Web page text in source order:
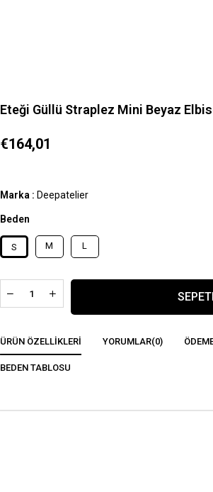
Eteği Güllü Straplez Mini Beyaz
€164,01
Marka : Deepatelier
Beden
S M L
ÜRÜN ÖZELLIKLERI YORUMLAR(0)
BEDEN TABLOSU